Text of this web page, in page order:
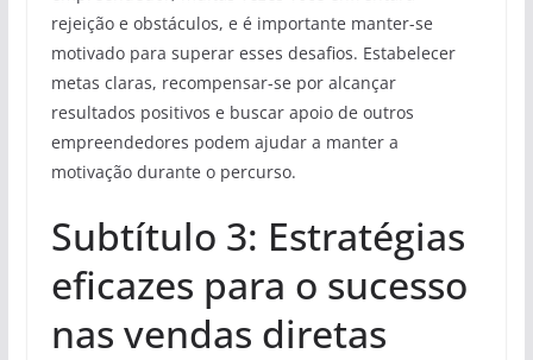
rejeição e obstáculos, e é importante manter-se
motivado para superar esses desafios. Estabelecer
metas claras, recompensar-se por alcançar
resultados positivos e buscar apoio de outros
empreendedores podem ajudar a manter a
motivação durante o percurso.
Subtítulo 3: Estratégias
eficazes para o sucesso
nas vendas diretas